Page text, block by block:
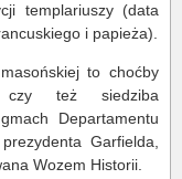
templariuszy (data
i papieża).
to choćby
czy też siedziba
Departamentu
Garfielda,
Wozem Historii.